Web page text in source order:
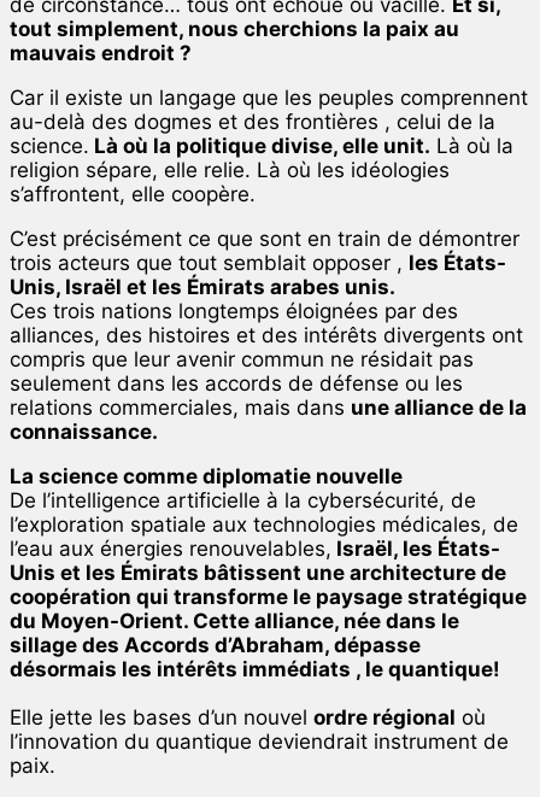
de circonstance… tous ont échoué ou vacillé. Et si,
tout simplement, nous cherchions la paix au
mauvais endroit ?
Car il existe un langage que les peuples comprennent
au-delà des dogmes et des frontières , celui de la
science. Là où la politique divise, elle unit. Là où la
religion sépare, elle relie. Là où les idéologies
s’affrontent, elle coopère.
C’est précisément ce que sont en train de démontrer
trois acteurs que tout semblait opposer , les États-
Unis, Israël et les Émirats arabes unis.
Ces trois nations longtemps éloignées par des
alliances, des histoires et des intérêts divergents ont
compris que leur avenir commun ne résidait pas
seulement dans les accords de défense ou les
relations commerciales, mais dans une alliance de la
connaissance.
La science comme diplomatie nouvelle
De l’intelligence artificielle à la cybersécurité, de
l’exploration spatiale aux technologies médicales, de
l’eau aux énergies renouvelables, Israël, les États-
Unis et les Émirats bâtissent une architecture de
coopération qui transforme le paysage stratégique
du Moyen-Orient. Cette alliance, née dans le
sillage des Accords d’Abraham, dépasse
désormais les intérêts immédiats , le quantique!
Elle jette les bases d’un nouvel ordre régional où
l’innovation du quantique deviendrait instrument de
paix.